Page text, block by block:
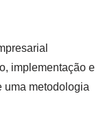
implementação e
uma metodologia